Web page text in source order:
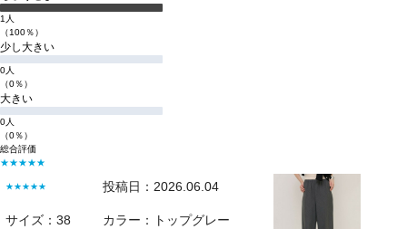
1人
（100％）
少し大きい
0人
（0％）
大きい
0人
（0％）
総合評価
★★★★★
★★★★★ 投稿日：2026.06.04
サイズ：38 カラー：トップグレー